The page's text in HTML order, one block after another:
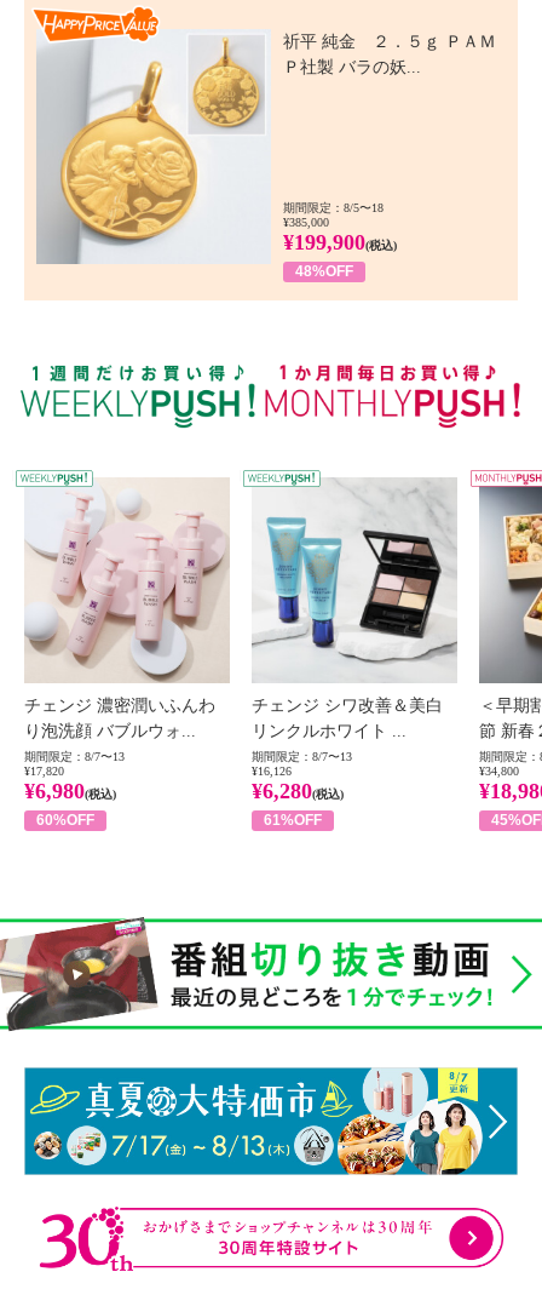
祈平 純金 ２．５ｇ ＰＡＭ
Ｐ社製 バラの妖...
期間限定：8/5〜18
¥385,000
¥199,900(税込)
48%OFF
WEEKLY PUSH
チェンジ 濃密潤いふんわ
り泡洗顔 バブルウォ...
期間限定：8/7〜13
¥17,820
¥6,980(税込)
60%OFF
チェンジ シワ改善＆美白
リンクルホワイト ...
期間限定：8/7〜13
¥16,126
¥6,280(税込)
61%OFF
＜早期
節 新春
期間限定：
¥34,800